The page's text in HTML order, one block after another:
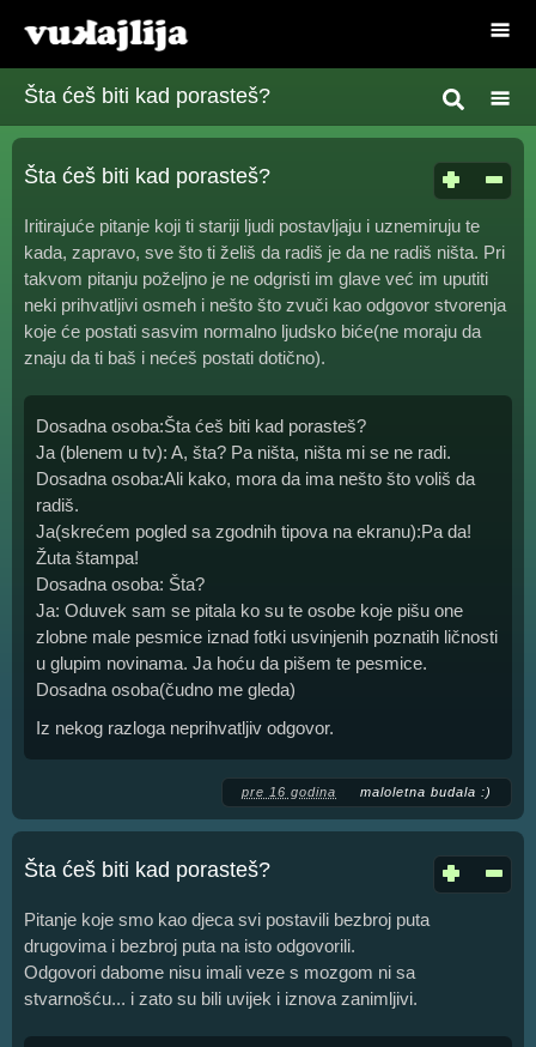
Šta ćeš biti kad porasteš?
Šta ćeš biti kad porasteš?
Iritirajuće pitanje koji ti stariji ljudi postavljaju i uznemiruju te
kada, zapravo, sve što ti želiš da radiš je da ne radiš ništa. Pri
takvom pitanju poželjno je ne odgristi im glave već im uputiti
neki prihvatljivi osmeh i nešto što zvuči kao odgovor stvorenja
koje će postati sasvim normalno ljudsko biće(ne moraju da
znaju da ti baš i nećeš postati dotično).
Dosadna osoba:Šta ćeš biti kad porasteš?
Ja (blenem u tv): A, šta? Pa ništa, ništa mi se ne radi.
Dosadna osoba:Ali kako, mora da ima nešto što voliš da
radiš.
Ja(skrećem pogled sa zgodnih tipova na ekranu):Pa da!
Žuta štampa!
Dosadna osoba: Šta?
Ja: Oduvek sam se pitala ko su te osobe koje pišu one
zlobne male pesmice iznad fotki usvinjenih poznatih ličnosti
u glupim novinama. Ja hoću da pišem te pesmice.
Dosadna osoba(čudno me gleda)
Iz nekog razloga neprihvatljiv odgovor.
pre 16 godina maloletna budala :)
Šta ćeš biti kad porasteš?
Pitanje koje smo kao djeca svi postavili bezbroj puta
drugovima i bezbroj puta na isto odgovorili.
Odgovori dabome nisu imali veze s mozgom ni sa
stvarnošću... i zato su bili uvijek i iznova zanimljivi.